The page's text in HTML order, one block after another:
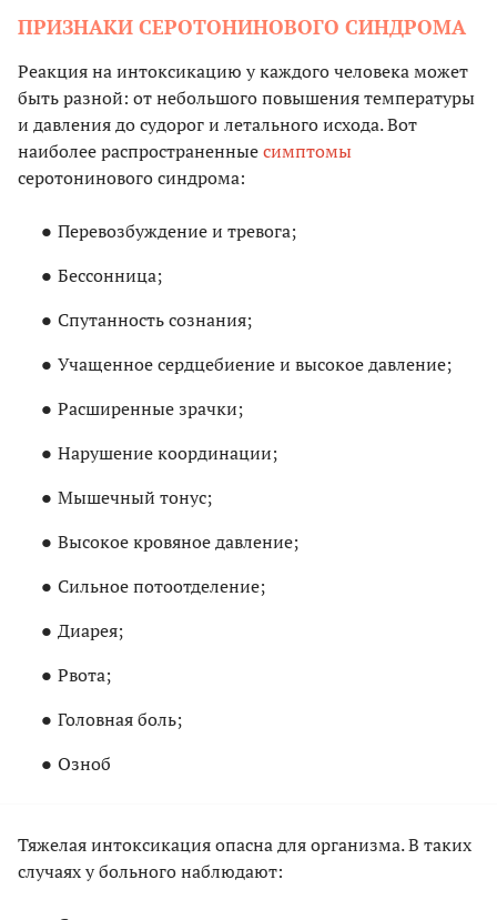
ПРИЗНАКИ СЕРОТОНИНОВОГО СИНДРОМА
Реакция на интоксикацию у каждого человека может
быть разной: от небольшого повышения температуры
и давления до судорог и летального исхода. Вот
наиболее распространенныесимптомы
серотонинового синдрома:
Перевозбуждение и тревога;
Бессонница;
Спутанность сознания;
Учащенное сердцебиение и высокое давление;
Расширенные зрачки;
Нарушение координации;
Мышечный тонус;
Высокое кровяное давление;
Сильное потоотделение;
Диарея;
Рвота;
Головная боль;
Озноб
Тяжелая интоксикация опасна для организма. В таких
случаях у больного наблюдают: